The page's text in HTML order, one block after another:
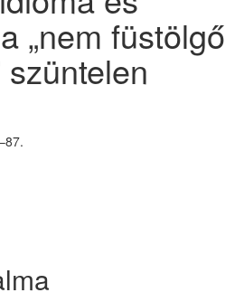
„nem füstölgő
szüntelen